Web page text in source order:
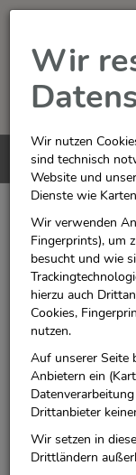
Wir
Wir nutzen
sind technisch
Website und
Dienste wie
Wir verwenden
Fingerprints), um
besucht und wie
hierzu auch
Cookies,
nutzen.
Auf unserer Seite
Anbietern ein
Drittanbieter
Wir setzen in
Drittländern
Menü
Kinderbücher
beim Aufwachsen.
oder lehrreiche
für jedes Alter
Kinderbücher
Selberlesen oder